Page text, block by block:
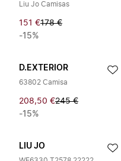
Liu Jo Camisas
151 €178 €
-15%
D.EXTERIOR
63802 Camisa
208,50 €245 €
-15%
LIU JO